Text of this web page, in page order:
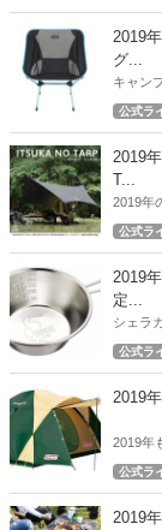
カート
2019
グ...
キャン
います
公式ラ
2019
T...
2019年
必要な
公式ラ
2019
定...
シェラ
こえて
公式ラ
2019
2019年
ウトド
公式ラ
2019